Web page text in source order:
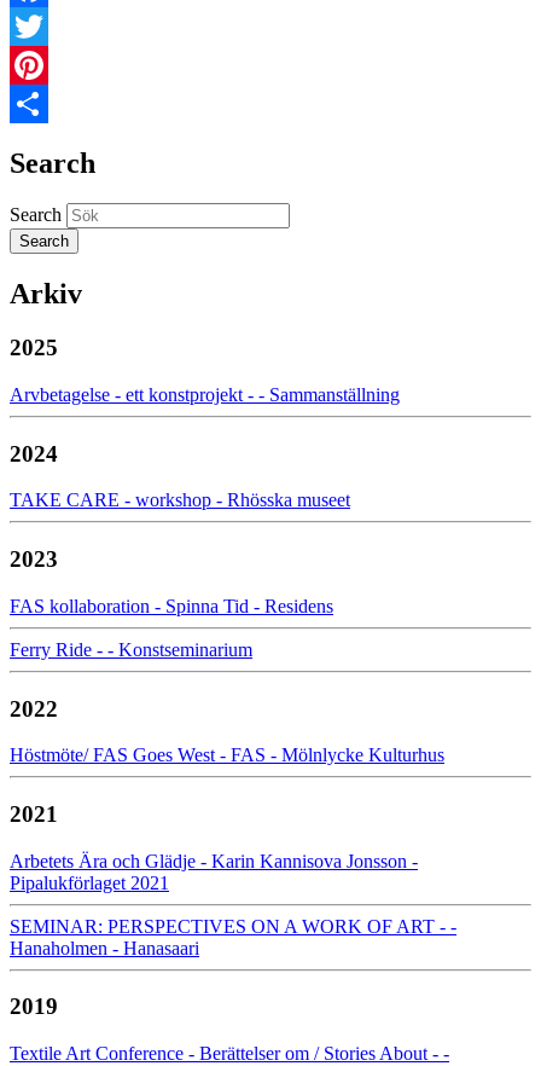
Facebook
Twitter
Pinterest
Search
Search
Arkiv
2025
Arvbetagelse - ett konstprojekt - - Sammanställning
2024
TAKE CARE - workshop - Rhösska museet
2023
FAS kollaboration - Spinna Tid - Residens
Ferry Ride - - Konstseminarium
2022
Höstmöte/ FAS Goes West - FAS - Mölnlycke Kulturhus
2021
Arbetets Ära och Glädje - Karin Kannisova Jonsson -
Pipalukförlaget 2021
SEMINAR: PERSPECTIVES ON A WORK OF ART - -
Hanaholmen - Hanasaari
2019
Textile Art Conference - Berättelser om / Stories About - -